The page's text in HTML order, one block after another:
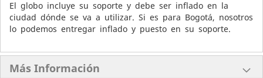
El globo incluye su soporte y debe ser inflado en la
ciudad dónde se va a utilizar. Si es para Bogotá, nosotros
lo podemos entregar inflado y puesto en su soporte.
Más Información